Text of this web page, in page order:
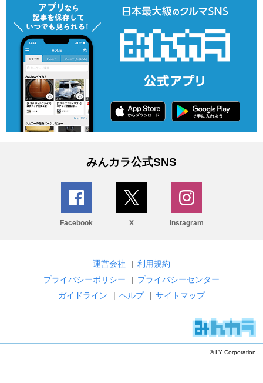
みんカラ公式SNS
Facebook X Instagram
運営会社 | 利用規約
プライバシーポリシー
| プライバシーセンター
ガイドライン
| ヘルプ | サイトマップ
© LY Corporation